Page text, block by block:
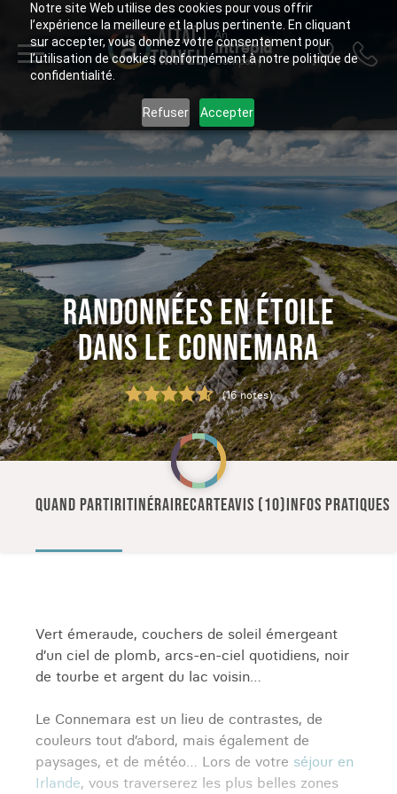
Notre site Web utilise des cookies pour vous offrir
l’expérience la meilleure et la plus pertinente. En cliquant
sur accepter, vous donnez votre consentement pour
l’utilisation de cookies conformément à notre politique de
confidentialité.
Refuser Accepter
ALTAÏ
TRAVEL
An
Intrepid
Company
RANDONNÉES EN ÉTOILE
DANS LE CONNEMARA
(16 notes)
QUAND PARTIRITINÉRAIRECARTEAVIS (10)INFOS PRATIQUES
Vert émeraude, couchers de soleil émergeant
d’un ciel de plomb, arcs-en-ciel quotidiens, noir
de tourbe et argent du lac voisin…
Le Connemara est un lieu de contrastes, de
couleurs tout d’abord, mais également de
paysages, et de météo… Lors de votre séjour en
Irlande, vous traverserez les plus belles zones